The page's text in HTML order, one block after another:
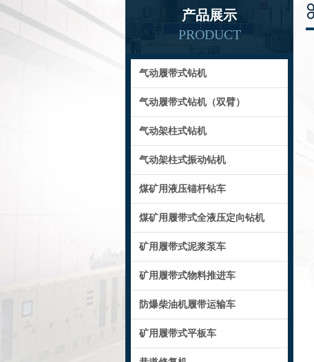
产品展示
PRODUCT
气动履带式钻机
气动履带式钻机（双臂）
气动架柱式钻机
气动架柱式振动钻机
煤矿用液压锚杆钻车
煤矿用履带式全液压定向钻机
矿用履带式泥浆泵车
矿用履带式物料推进车
防爆柴油机履带运输车
矿用履带式平板车